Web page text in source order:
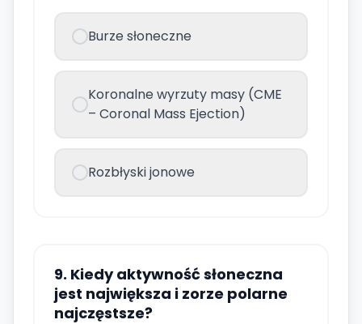
Burze słoneczne
Koronalne wyrzuty masy (CME
– Coronal Mass Ejection)
Rozbłyski jonowe
9. Kiedy aktywność słoneczna
jest największa i zorze polarne
najczęstsze?